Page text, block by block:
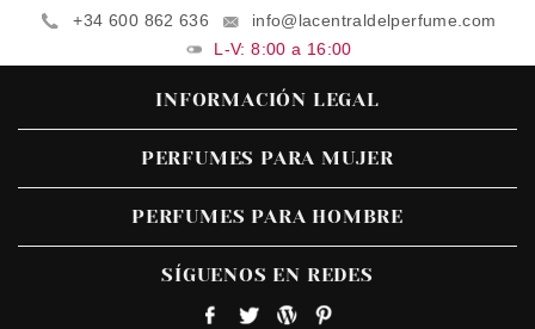
+34 600 862 636
info@lacentraldelperfume.com
L-V: 8:00 a 16:00
INFORMACIÓN LEGAL
PERFUMES PARA MUJER
PERFUMES PARA HOMBRE
SÍGUENOS EN REDES